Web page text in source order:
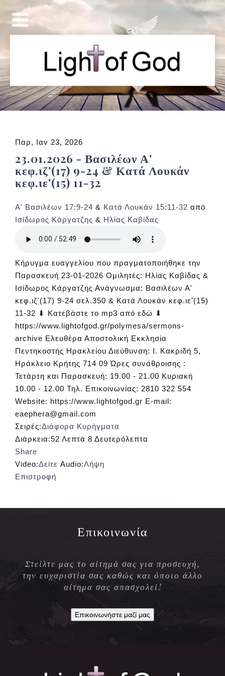
Παρ, Ιαν 23, 2026
23.01.2026 - Βασιλέων Α'
κεφ.ιζ'(17) 9-24 & Κατά Λουκάν
κεφ.ιε'(15) 11-32
Α' Βασιλέων 17:9-24 & Κατά Λουκάν 15:11-32 από
Ισίδωρος Κάργατζης & Ηλίας Καβίδας
Κήρυγμα ευαγγελίου που πραγματοποιήθηκε την
Παρασκευή 23-01-2026 Ομιλητές: Ηλίας Καβίδας &
Ισίδωρος Κάργατζης Ανάγνωσμα: Βασιλέων Α'
κεφ.ιζ'(17) 9-24 σελ.350 & Κατά Λουκάν κεφ.ιε'(15)
11-32 ⬇ Κατεβάστε το mp3 από εδώ ⬇
https://www.lightofgod.gr/polymesa/sermons-
archive Ελευθέρα Αποστολική Εκκλησία
Πεντηκοστής Ηρακλείου Διεύθυνση: Ι. Κακριδή 5,
Ηράκλειο Κρήτης 714 09 Ώρες συνάθροισης :
Τετάρτη και Παρασκευή: 19.00 - 21.00 Κυριακή
10.00 - 12.00 Τηλ. Επικοινωνίας: 2810 322 554
Website: https://www.lightofgod.gr E-mail:
eaephera@gmail.com
Σειρές:Διάφορα Κυρήγματα
Διάρκεια:52 Λεπτά 8 Δευτερόλεπτα
Share
Video:Δείτε Audio:Λήψη
Επιστροφή
Επικοινωνία
Στείλτε μας το αίτημά σας για προσευχή,
την ευχαριστία σας καθώς και όποιο άλλο
αίτημα σας απασχολεί!
Επικοινωνήστε μαζί μας